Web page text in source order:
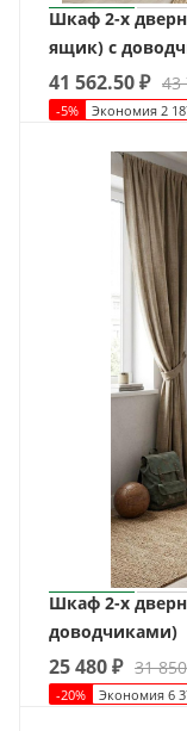
Шкаф 2-х
ящик) с
41 562.50₽ 43
-5% Экономия 2
Шкаф 2-х
доводчиками)
25 480₽ 31 850
-20% Экономия 6